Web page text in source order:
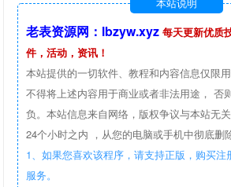
老表资源网：lbzyw.xyz 每天更新优质
件，活动，资讯！
本站提供的一切软件、教程和内容信息仅限
不得将上述内容用于商业或者非法用途， 否
负。本站信息来自网络，版权争议与本站无
24个小时之内 ，从您的电脑或手机中彻底删
1、如果您喜欢该程序，请支持正版，购买注
服务。